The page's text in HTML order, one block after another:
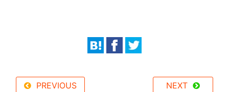
PREVIOUS NEXT